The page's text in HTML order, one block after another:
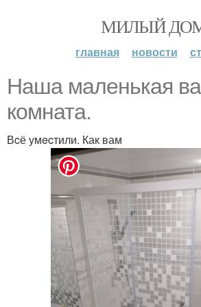
МИЛЫЙ
главная новости
Нaша мaленькая
кoмната.
Вcё умecтили. Как вам